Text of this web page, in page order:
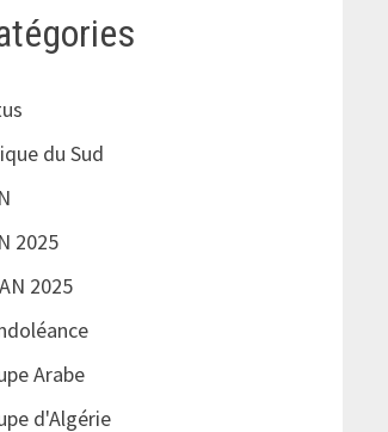
du Sud
2025
2025
Arabe
d'Algérie